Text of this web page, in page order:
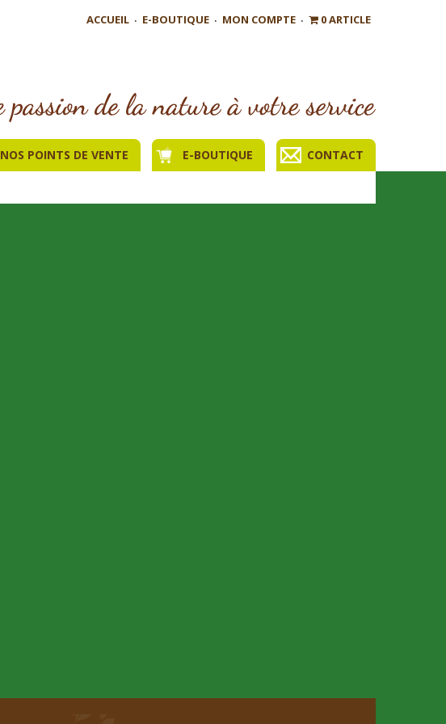
ACCUEIL E-BOUTIQUE MON COMPTE 0 ARTICLE
NOS POINTS DE VENTE E-BOUTIQUE CONTACT